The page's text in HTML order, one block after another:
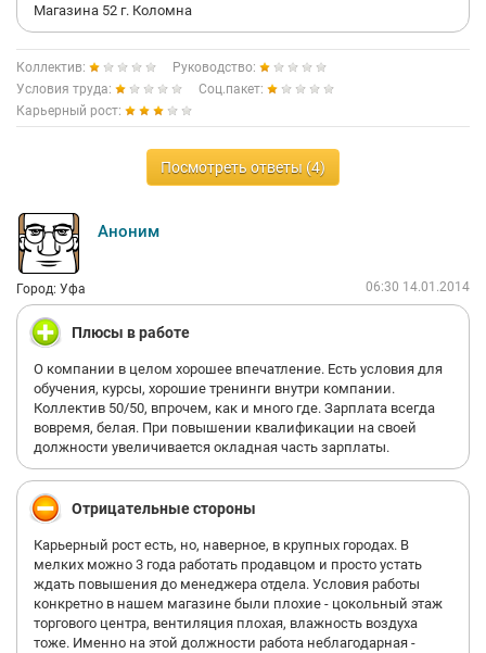
Магазина 52 г. Коломна
Коллектив:
Руководство:
Условия труда:
Соц.пакет:
Карьерный рост:
Посмотреть ответы (4)
Аноним
Город: Уфа 06:30 14.01.2014
Плюсы в работе
О компании в целом хорошее впечатление. Есть условия для
обучения, курсы, хорошие тренинги внутри компании.
Коллектив 50/50, впрочем, как и много где. Зарплата всегда
вовремя, белая. При повышении квалификации на своей
должности увеличивается окладная часть зарплаты.
Отрицательные стороны
Карьерный рост есть, но, наверное, в крупных городах. В
мелких можно 3 года работать продавцом и просто устать
ждать повышения до менеджера отдела. Условия работы
конкретно в нашем магазине были плохие - цокольный этаж
торгового центра, вентиляция плохая, влажность воздуха
тоже. Именно на этой должности работа неблагодарная -